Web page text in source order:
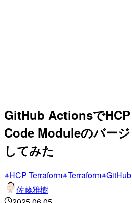
GitHub Actionsで
Code Moduleのバー
してみた
HCP Terraform Terraform
佐藤雅樹